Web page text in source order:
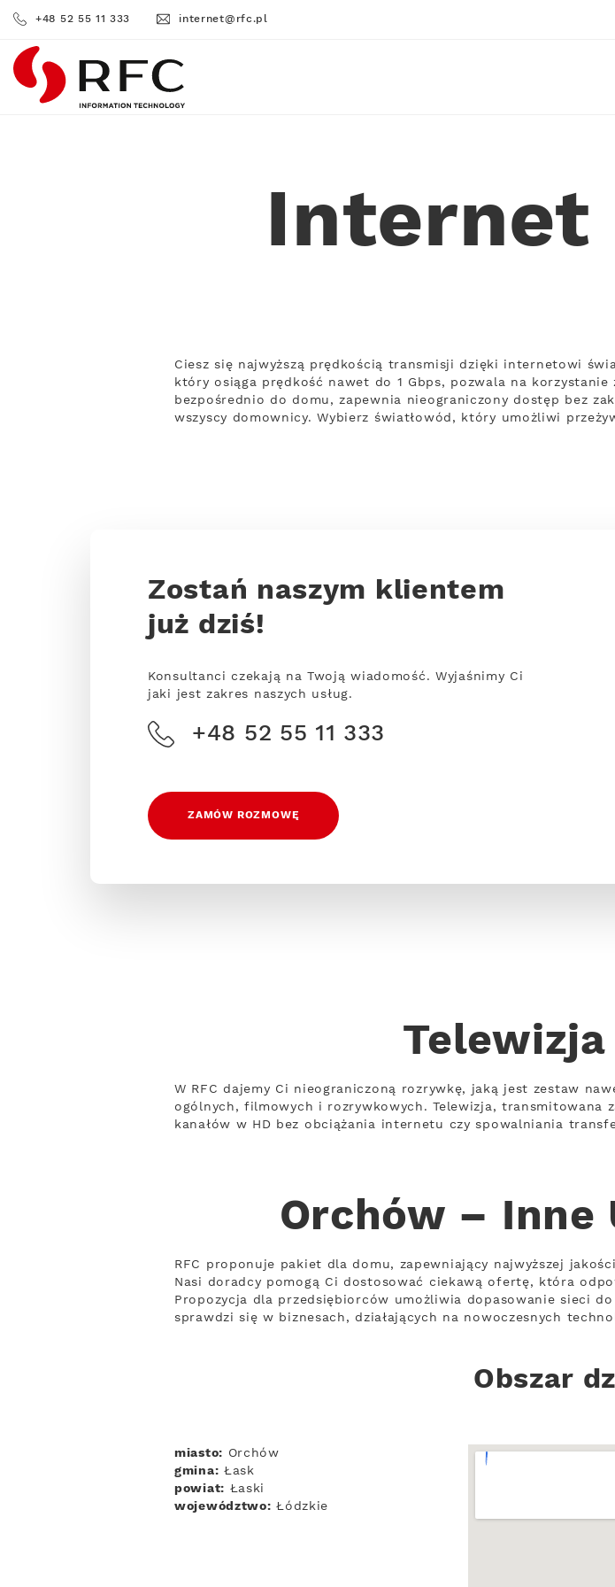
+48 52 55 11 333 internet@rfc.pl
RFC
Internet
Ciesz się najwyższą prędkością transmisji dzięki internetowi
który osiąga prędkość nawet do 1 Gbps, pozwala na
bezpośrednio do domu, zapewnia nieograniczony dostęp bez
wszyscy domownicy. Wybierz światłowód, który umożliwi
Zostań naszym klientem
już dziś!
Konsultanci czekają na Twoją wiadomość. Wyjaśnimy Ci
jaki jest zakres naszych usług.
+48 52 55 11 333
ZAMÓW ROZMOWĘ
W RFC dajemy Ci nieograniczoną rozrywkę, jaką jest zestaw
ogólnych, filmowych i rozrywkowych. Telewizja, transmitowana
kanałów w HD bez obciążania internetu czy spowalniania
Orchów – Inne
RFC proponuje pakiet dla domu, zapewniający najwyższej
Nasi doradcy pomogą Ci dostosować ciekawą ofertę, która
Propozycja dla przedsiębiorców umożliwia dopasowanie sieci
sprawdzi się w biznesach, działających na nowoczesnych
Obszar
miasto: Orchów
gmina: Łask
powiat: Łaski
województwo: Łódzkie